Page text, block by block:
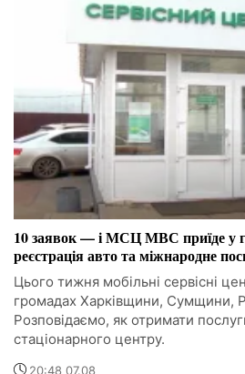
10 заявок — і МСЦ МВС приїде у
реєстрація авто та міжнародне
Цього тижня мобільні сервісні
громадах Харківщини, Сумщини,
Розповідаємо, як отримати
стаціонарного центру.
20:48 07.08